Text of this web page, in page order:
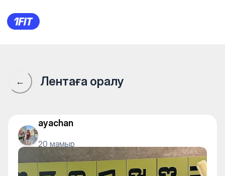
1Fit қауымдастығы · 1Fit
← Лентаға оралу
ayachan
20 мамыр